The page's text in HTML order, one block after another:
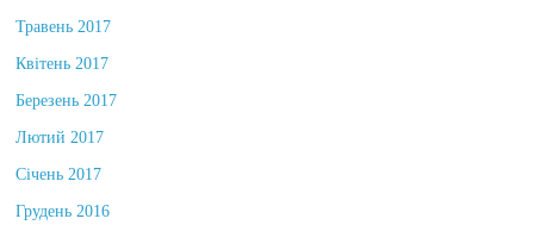
Травень 2017
Квітень 2017
Березень 2017
Лютий 2017
Січень 2017
Грудень 2016